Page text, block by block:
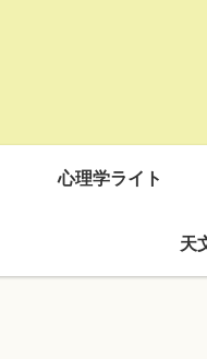
心理学ライト
天